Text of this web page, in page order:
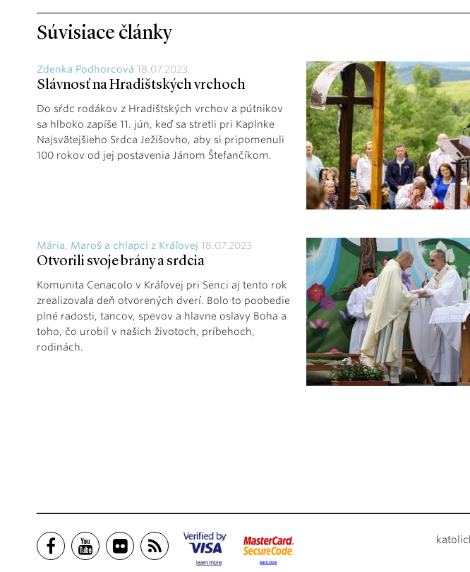
Súvisiace články
Zdenka Podhorcová 18.07.2023
Slávnosť na Hradištských vrchoch
Do sŕdc rodákov z Hradištských vrchov a pútnikov
sa hlboko zapíše 11. jún, keď sa stretli pri Kaplnke
Najsvätejšieho Srdca Ježišovho, aby si pripomenuli
100 rokov od jej postavenia Jánom Štefančíkom.
Mária, Maroš a chlapci z Kráľovej 18.07.2023
Otvorili svoje brány a srdcia
Komunita Cenacolo v Kráľovej pri Senci aj tento rok
zrealizovala deň otvorených dverí. Bolo to poobedie
plné radosti, tancov, spevov a hlavne oslavy Boha a
toho, čo urobil v našich životoch, príbehoch,
rodinách.